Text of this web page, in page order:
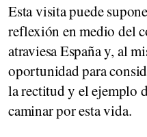
Esta visita puede
reflexión en medio del
atraviesa España y, al
oportunidad para
la rectitud y el ejemplo
caminar por esta vida.